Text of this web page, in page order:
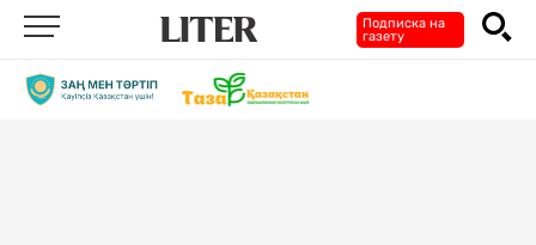
Подписка на
газету